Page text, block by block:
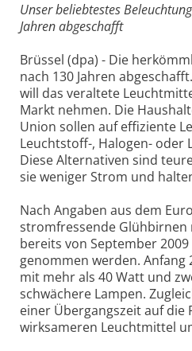
Unser beliebtestes
Jahren abgeschafft
Brüssel (dpa) - Die
nach 130 Jahren
will das veraltete
Markt nehmen. Die
Union sollen auf effiziente
Leuchtstoff-, Halogen- oder
Diese Alternativen sind
sie weniger Strom und
Nach Angaben aus dem
stromfressende Glühbirnen
bereits von September
genommen werden. Anfang
mit mehr als 40 Watt und
schwächere Lampen.
einer Übergangszeit auf
wirksameren Leuchtmittel